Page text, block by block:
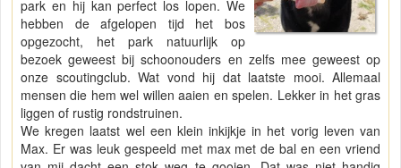
park en hij kan perfect los lopen. We
hebben de afgelopen tijd het bos
opgezocht, het park natuurlijk op
bezoek geweest bij schoonouders en zelfs mee geweest op
onze scoutingclub. Wat vond hij dat laatste mooi. Allemaal
mensen die hem wel willen aaien en spelen. Lekker in het gras
liggen of rustig rondstruinen.
We kregen laatst wel een klein inkijkje in het vorig leven van
Max. Er was leuk gespeeld met max met de bal en een vriend